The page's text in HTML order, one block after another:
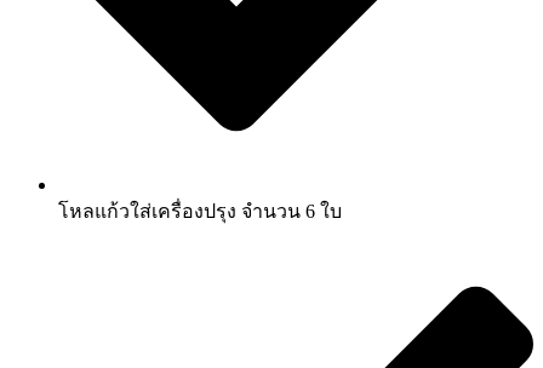
โหลแก้วใส่เครื่องปรุง จำนวน 6 ใบ